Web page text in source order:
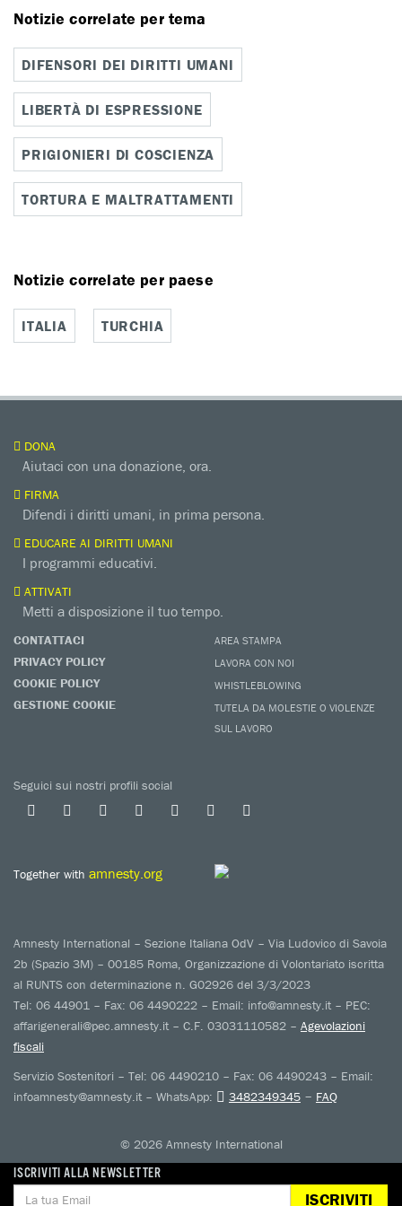
Notizie correlate per tema
DIFENSORI DEI DIRITTI UMANI
LIBERTÀ DI ESPRESSIONE
PRIGIONIERI DI COSCIENZA
TORTURA E MALTRATTAMENTI
Notizie correlate per paese
ITALIA TURCHIA
ISCRIVITI ALLA NEWSLETTER
ISCRIVITI
DONA
Aiutaci con una donazione, ora.
FIRMA
Difendi i diritti umani, in prima persona.
EDUCARE AI DIRITTI UMANI
I programmi educativi.
ATTIVATI
Metti a disposizione il tuo tempo.
CONTATTACI
PRIVACY POLICY
COOKIE POLICY
GESTIONE COOKIE
AREA STAMPA
LAVORA CON NOI
WHISTLEBLOWING
TUTELA DA MOLESTIE O VIOLENZE
SUL LAVORO
Seguici sui nostri profili social
Together with amnesty.org
Amnesty International – Sezione Italiana OdV – Via Ludovico di Savoia
2b (Spazio 3M) – 00185 Roma, Organizzazione di Volontariato iscritta
al RUNTS con determinazione n. G02926 del 3/3/2023
Tel: 06 44901 – Fax: 06 4490222 – Email: info@amnesty.it – PEC:
affarigenerali@pec.amnesty.it – C.F. 03031110582 – Agevolazioni
fiscali
Servizio Sostenitori – Tel: 06 4490210 – Fax: 06 4490243 – Email:
infoamnesty@amnesty.it – WhatsApp:
3482349345 – FAQ
© 2026 Amnesty International